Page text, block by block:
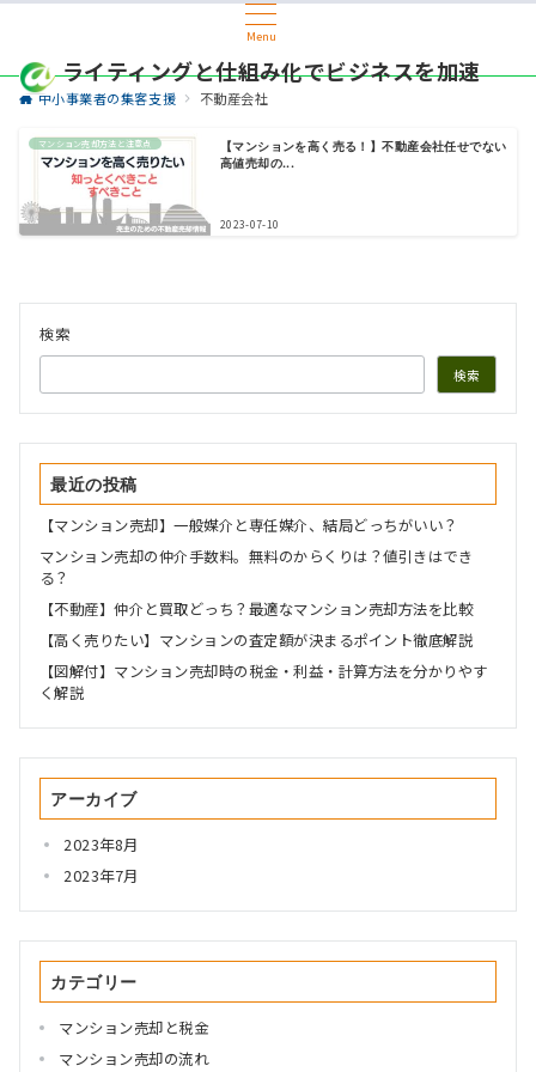
Menu
ライティングと仕組み化でビジネスを加速
中小事業者の集客支援 不動産会社
マンション売却方法と注意点
【マンションを高く売る！】不動産会社任せでない
高値売却の...
2023-07-10
検索
検索
最近の投稿
【マンション売却】一般媒介と専任媒介、結局どっちがいい？
マンション売却の仲介手数料。無料のからくりは？値引きはでき
る？
【不動産】仲介と買取どっち？最適なマンション売却方法を比較
【高く売りたい】マンションの査定額が決まるポイント徹底解説
【図解付】マンション売却時の税金・利益・計算方法を分かりやす
く解説
アーカイブ
2023年8月
2023年7月
カテゴリー
マンション売却と税金
マンション売却の流れ